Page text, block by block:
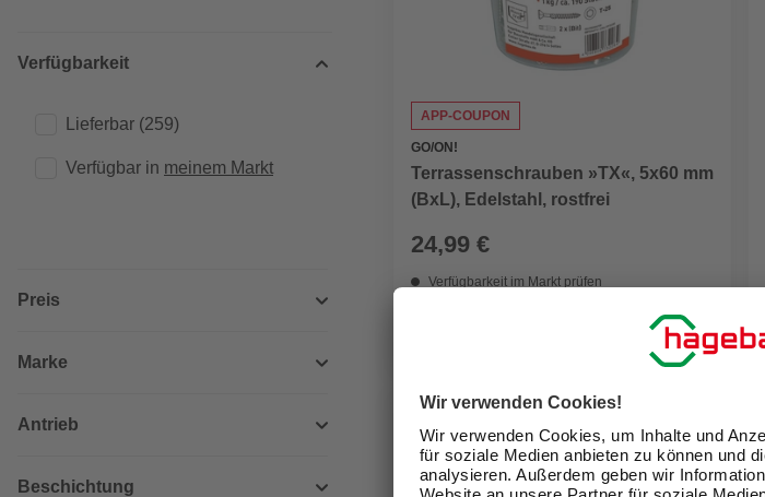
Verfügbarkeit
Lieferbar (259)
Verfügbar in meinem Markt
Preis
Marke
Antrieb
Beschichtung
APP-COUPON
GO/ON!
Terrassenschrauben »TX«, 5x60 mm
(BxL), Edelstahl, rostfrei
24,99 €
Verfügbarkeit im Markt prüfen